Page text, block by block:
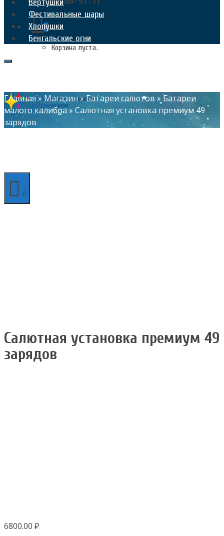
0
Корзина пуста.
Вертушки
Фестивальные шары
Хлопушки
Бенгальские огни
0
Главная» Магазин»Батареи салютов» Батареи
малого калибра» Салютная установка премиум 49
зарядов
Салютная установка премиум 49
зарядов
6800.00 ₽